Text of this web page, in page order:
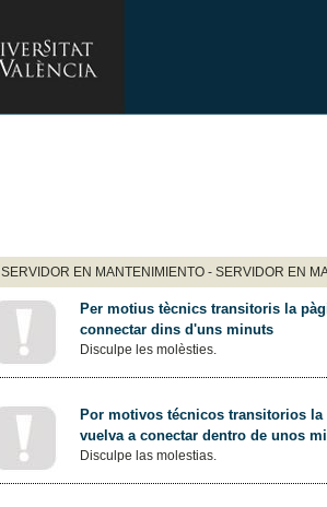
SERVIDOR EN MANTENIMIENTO - SERVIDOR EN
Per motius tècnics transitoris la
connectar dins d'uns minuts
Disculpe les molèsties.
Por motivos técnicos transitorios
vuelva a conectar dentro de unos
Disculpe las molestias.